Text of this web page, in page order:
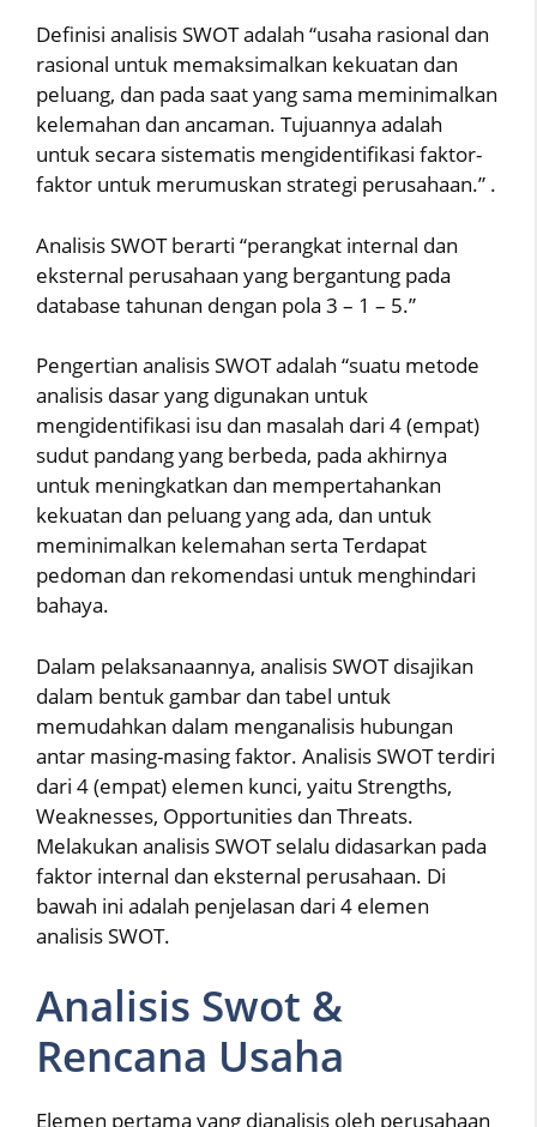
Definisi analisis SWOT adalah “usaha rasional dan
rasional untuk memaksimalkan kekuatan dan
peluang, dan pada saat yang sama meminimalkan
kelemahan dan ancaman. Tujuannya adalah
untuk secara sistematis mengidentifikasi faktor-
faktor untuk merumuskan strategi perusahaan.” .
Analisis SWOT berarti “perangkat internal dan
eksternal perusahaan yang bergantung pada
database tahunan dengan pola 3 – 1 – 5.”
Pengertian analisis SWOT adalah “suatu metode
analisis dasar yang digunakan untuk
mengidentifikasi isu dan masalah dari 4 (empat)
sudut pandang yang berbeda, pada akhirnya
untuk meningkatkan dan mempertahankan
kekuatan dan peluang yang ada, dan untuk
meminimalkan kelemahan serta Terdapat
pedoman dan rekomendasi untuk menghindari
bahaya.
Dalam pelaksanaannya, analisis SWOT disajikan
dalam bentuk gambar dan tabel untuk
memudahkan dalam menganalisis hubungan
antar masing-masing faktor. Analisis SWOT terdiri
dari 4 (empat) elemen kunci, yaitu Strengths,
Weaknesses, Opportunities dan Threats.
Melakukan analisis SWOT selalu didasarkan pada
faktor internal dan eksternal perusahaan. Di
bawah ini adalah penjelasan dari 4 elemen
analisis SWOT.
Analisis Swot &
Rencana Usaha
Elemen pertama yang dianalisis oleh perusahaan